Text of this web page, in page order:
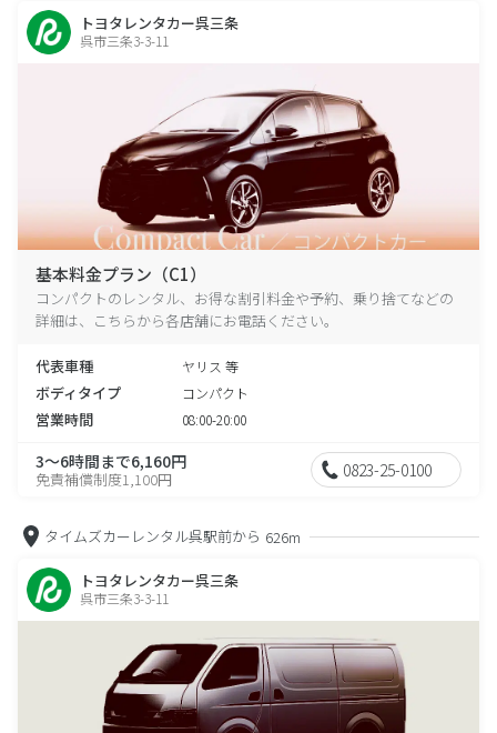
トヨタレンタカー呉三条
呉市三条3-3-11
基本料金プラン（C1）
コンパクトのレンタル、お得な割引料金や予約、乗り捨てなどの
詳細は、こちらから各店舗にお電話ください。
代表車種 ヤリス 等
ボディタイプ コンパクト
営業時間 08:00-20:00
3～6時間まで6,160円
免責補償制度1,100円 0823-25-0100
タイムズカーレンタル呉駅前から 626m
トヨタレンタカー呉三条
呉市三条3-3-11